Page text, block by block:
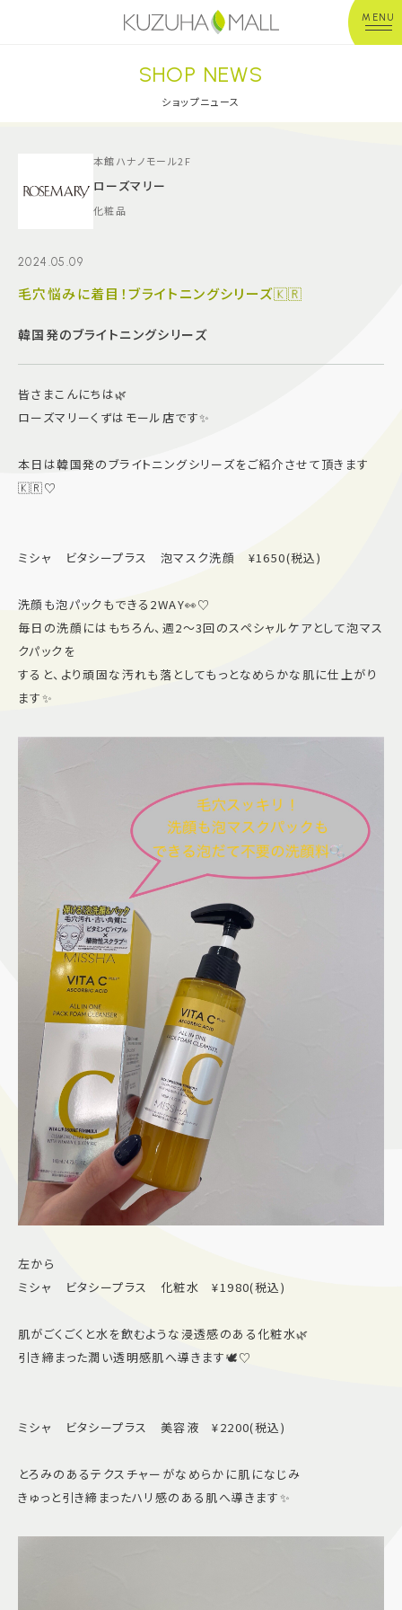
MENU
年中無休平 日：10:00~20:00
※店舗により異なる
ショップガイド
施設案内
サイトマップ
プライバシーポリシー
Follow US
SHOP NEWS
ショップニュース
本館ハナノモール2F
ローズマリー
化粧品
2024.05.09
毛穴悩みに着目！ブライトニングシリーズ🇰🇷
韓国発のブライトニングシリーズ
皆さまこんにちは🌿
ローズマリーくずはモール店です✨
本日は韓国発のブライトニングシリーズをご紹介させて頂きます
🇰🇷♡
ミシャ ビタシープラス 泡マスク洗顔 ¥1650(税込)
洗顔も泡パックもできる2WAY👀♡
毎日の洗顔にはもちろん、週2〜3回のスペシャルケアとして泡マス
クパックを
すると、より頑固な汚れも落としてもっとなめらかな肌に仕上がり
ます✨
左から
ミシャ ビタシープラス 化粧水 ¥1980(税込)
肌がごくごくと水を飲むような浸透感のある化粧水🌿
引き締まった潤い透明感肌へ導きます🕊️♡
ミシャ ビタシープラス 美容液 ¥2200(税込)
とろみのあるテクスチャーがなめらかに肌になじみ
きゅっと引き締まったハリ感のある肌へ導きます✨